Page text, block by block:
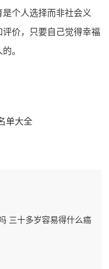
个人选择而非社会义
价，只要自己觉得幸福
。
单大全
三十多岁容易得什么癌